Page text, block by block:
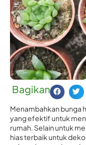
Bagikan
Menambahkan bunga
yang efektif untuk
rumah. Selain untuk
hias terbaik untuk